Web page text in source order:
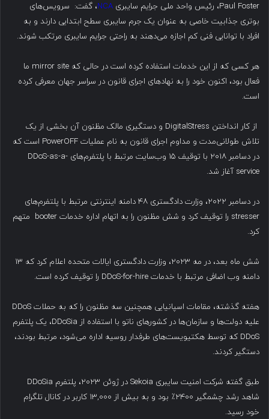
Paul Foster، رئیس واحد ملی جرایم سایبری NCA، گفت: سرویس‌های
بوتری جذابیت خاصی به عنوان یک جرم سایبری سطح ابتدایی دارند و به
افراد با توانایی فنی کم اجازه می‌دهند به راحتی جرایم سایبری مرتکب شوند.
هر کسی که از این خدمات استفاده کرده است در حالی که mirror site ما
فعال بود، اکنون خود را به نهادهای اجرای قانون در سراسر جهان معرفی کرده
است.
از کار انداختن DigitalStress و دستگیری مالک مظنون آن بخشی از یک
تلاش طولانی‌مدت و مداوم اجرای قانون به نام عملیات PowerOFF است که
در دسامبر ۲۰۱۸ با توقیف ۱۵ وب‌سایت مرتبط با پلتفرم‌های DDoS-as-a-
service آغاز شد.
در دسامبر ۲۰۲۲، وزارت دادگستری ۴۸ دامنه اینترنتی مرتبط با پلتفرم‌های
stresser را توقیف کرد و شش مظنون را به اتهام اداره خدمات booter متهم
کرد.
شش ماه بعد، در مه ۲۰۲۳، وزارت دادگستری ایالات متحده اعلام کرد که ۱۳
دامنه وب اضافی مرتبط با خدمات DDoS-for-hire را توقیف کرده است.
هفته گذشته، مقامات اسپانیایی همچنین سه مظنون را که به حملات DDoS
علیه دولت‌ها و سازمان‌ها در کشورهای ناتو با استفاده از DDoSia، یک پلتفرم
DDoS که توسط هکتیویست‌های طرفدار روسیه اداره می‌شود، مرتبط بودند،
دستگیر کردند.
طبق گفته شرکت امنیت سایبری Sekoia در ژوئن ۲۰۲۳، پلتفرم DDoSia
شاهد رشد چشمگیر ۲۴۰۰٪ بود و به بیش از ۱۳,۰۰۰ کاربر در کانال تلگرام
خود رسید.